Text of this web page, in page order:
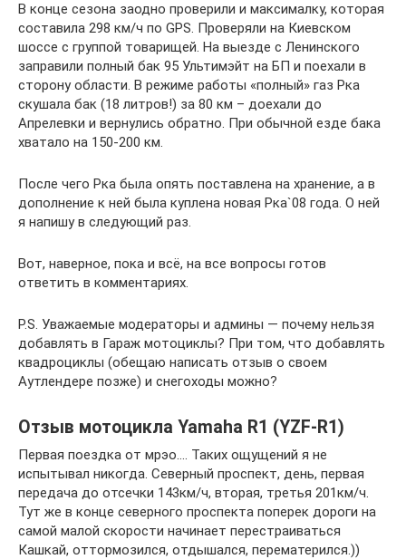
В конце сезона заодно проверили и максималку, которая
составила 298 км/ч по GPS. Проверяли на Киевском
шоссе с группой товарищей. На выезде с Ленинского
заправили полный бак 95 Ультимэйт на БП и поехали в
сторону области. В режиме работы «полный» газ Рка
скушала бак (18 литров!) за 80 км – доехали до
Апрелевки и вернулись обратно. При обычной езде бака
хватало на 150-200 км.
После чего Рка была опять поставлена на хранение, а в
дополнение к ней была куплена новая Рка`08 года. О ней
я напишу в следующий раз.
Вот, наверное, пока и всё, на все вопросы готов
ответить в комментариях.
P.S. Уважаемые модераторы и админы — почему нельзя
добавлять в Гараж мотоциклы? При том, что добавлять
квадроциклы (обещаю написать отзыв о своем
Аутлендере позже) и снегоходы можно?
Отзыв мотоцикла Yamaha R1 (YZF-R1)
Первая поездка от мрэо…. Таких ощущений я не
испытывал никогда. Северный проспект, день, первая
передача до отсечки 143км/ч, вторая, третья 201км/ч.
Тут же в конце северного проспекта поперек дороги на
самой малой скорости начинает перестраиваться
Кашкай, оттормозился, отдышался, перематерился.))